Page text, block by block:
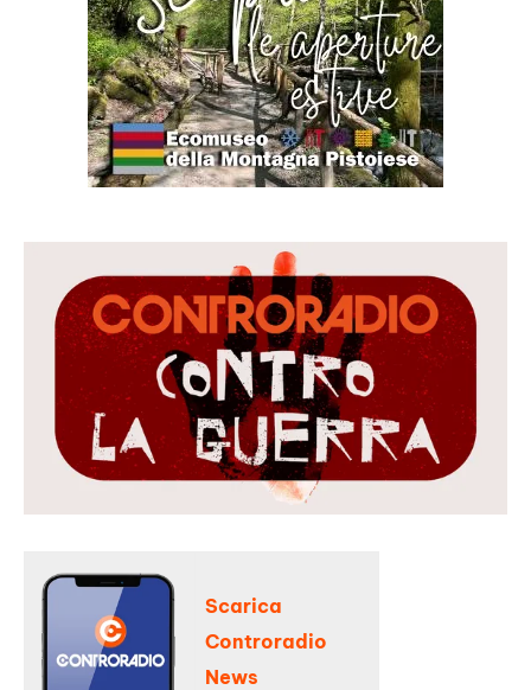
Scarica
Controradio
News